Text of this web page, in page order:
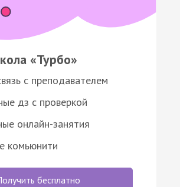
«Турбо»
с преподавателем
дз с проверкой
онлайн-занятия
комьюнити
бесплатно